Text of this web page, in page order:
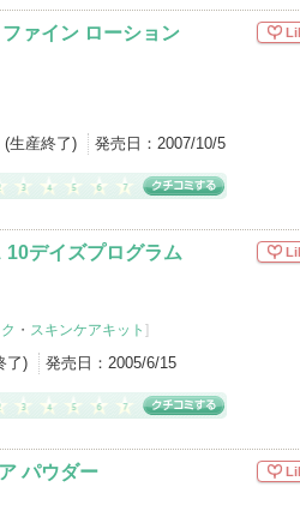
ァイン ローション
(生産終了) 発売日： 2007/10/5
デイズプログラム
・ スキンケアキット ]
了) 発売日： 2005/6/15
パウダー